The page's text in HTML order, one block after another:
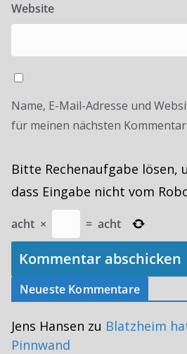
Website
Name, E-Mail-Adresse und
für meinen nächsten
Bitte Rechenaufgabe lösen,
dass Eingabe nicht vom
acht × = acht
Neueste Kommentare
Jens Hansen zu Blatzheim
Pinnwand